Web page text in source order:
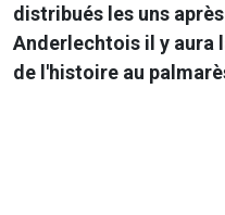
distribués les uns
Anderlechtois il y aura
de l'histoire au